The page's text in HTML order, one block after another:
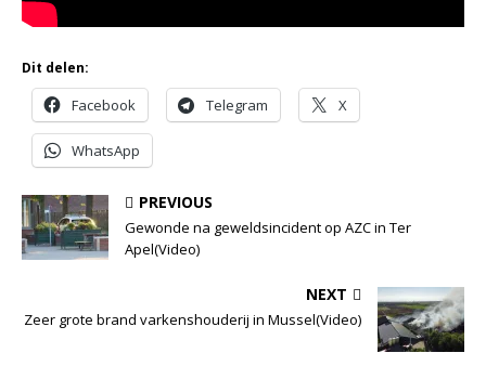
Dit delen:
Facebook Telegram X
WhatsApp
PREVIOUS
Gewonde na geweldsincident op AZC in Ter
Apel(Video)
NEXT
Zeer grote brand varkenshouderij in Mussel(Video)